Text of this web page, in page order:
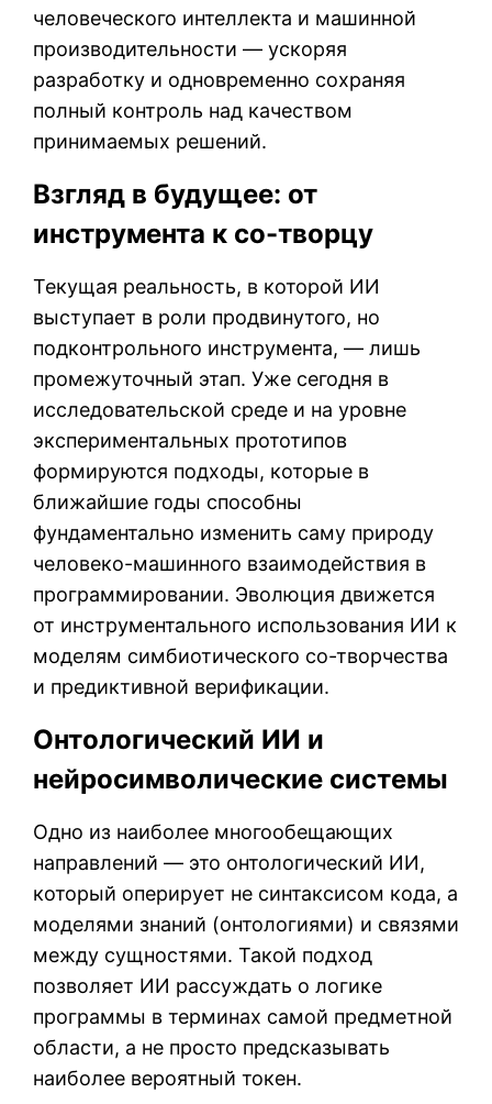
человеческого интеллекта и машинной
производительности — ускоряя
разработку и одновременно сохраняя
полный контроль над качеством
принимаемых решений.
Взгляд в будущее: от
инструмента к со-творцу
Текущая реальность, в которой ИИ
выступает в роли продвинутого, но
подконтрольного инструмента, — лишь
промежуточный этап. Уже сегодня в
исследовательской среде и на уровне
экспериментальных прототипов
формируются подходы, которые в
ближайшие годы способны
фундаментально изменить саму природу
человеко-машинного взаимодействия в
программировании. Эволюция движется
от инструментального использования ИИ к
моделям симбиотического со-творчества
и предиктивной верификации.
Онтологический ИИ и
нейросимволические системы
Одно из наиболее многообещающих
направлений — это онтологический ИИ,
который оперирует не синтаксисом кода, а
моделями знаний (онтологиями) и связями
между сущностями. Такой подход
позволяет ИИ рассуждать о логике
программы в терминах самой предметной
области, а не просто предсказывать
наиболее вероятный токен.